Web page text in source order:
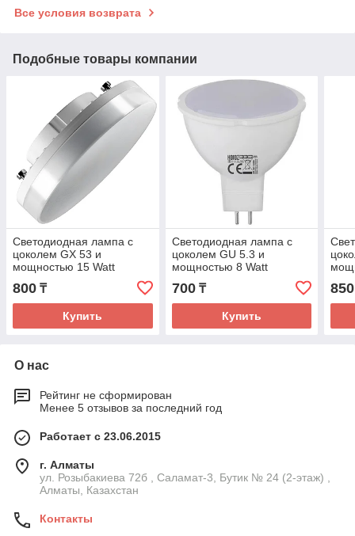
Все условия возврата
Подобные товары компании
Светодиодная лампа с
цоколем GX 53 и
мощностью 15 Watt
800 ₸
Купить
Светодиодная лампа с
цоколем GU 5.3 и
мощностью 8 Watt
700₸
Купить
850
О нас
Рейтинг не сформирован
Менее 5 отзывов за последний год
Работает с 23.06.2015
г. Алматы
ул. Розыбакиева 72б , Саламат-3, Бутик № 24 (2-этаж) ,
Алматы, Казахстан
Контакты